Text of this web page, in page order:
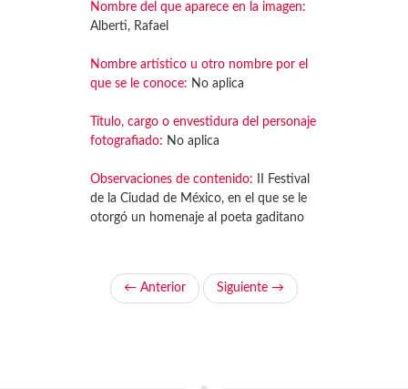
Nombre del que aparece en la imagen:
Alberti, Rafael
Nombre artístico u otro nombre por el
que se le conoce: No aplica
Título, cargo o envestidura del personaje
fotografiado: No aplica
Observaciones de contenido: II Festival
de la Ciudad de México, en el que se le
otorgó un homenaje al poeta gaditano
← Anterior Siguiente →